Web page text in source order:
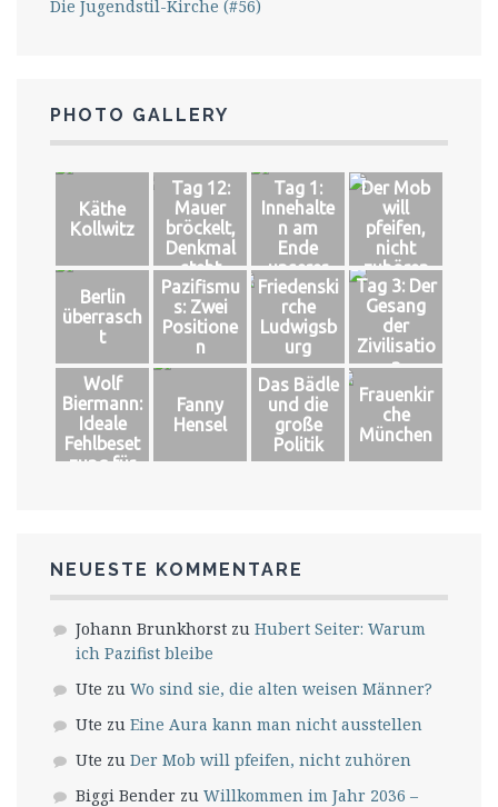
Die Jugendstil-Kirche (#56)
PHOTO GALLERY
Käthe
Kollwitz
Tag 12:
Mauer
bröckelt,
Denkmal
steht
Tag 1:
Innehalte
n am
Ende
unserer
Welt
Der Mob
will
pfeifen,
nicht
zuhören
Berlin
überrasch
t
Pazifismu
s: Zwei
Positione
n
Friedenski
rche
Ludwigsb
urg
Tag 3: Der
Gesang
der
Zivilisatio
n
Wolf
Biermann:
Ideale
Fehlbeset
zung für
Fanny
Hensel
Das Bädle
und die
große
Politik
Frauenkir
che
München
NEUESTE KOMMENTARE
Johann Brunkhorst zu Hubert Seiter: Warum
ich Pazifist bleibe
Ute zu Wo sind sie, die alten weisen Männer?
Ute zu Eine Aura kann man nicht ausstellen
Ute zu Der Mob will pfeifen, nicht zuhören
Biggi Bender zu Willkommen im Jahr 2036 –